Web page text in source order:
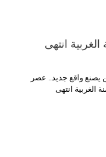
انتهى
يصنع واقع جديد.. عصر
الغربية انتهى